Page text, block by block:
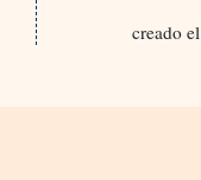
creado